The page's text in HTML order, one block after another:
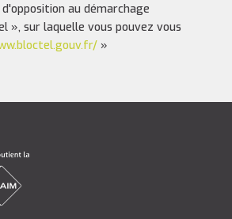
au démarchage
», sur laquelle vous pouvez vous
»